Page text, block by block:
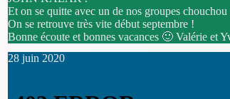
Et on se quitte avec un de nos groupes
On se retrouve très vite début septembre !
Bonne écoute et bonnes vacances 🙂 Valérie et
28 juin 2020